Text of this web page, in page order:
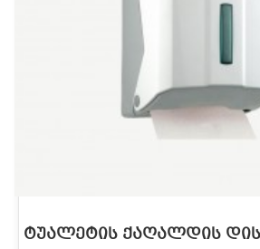
ᲢᲣᲐᲚᲔᲢᲘᲡ ᲥᲐᲦᲐᲚᲓᲘᲡ